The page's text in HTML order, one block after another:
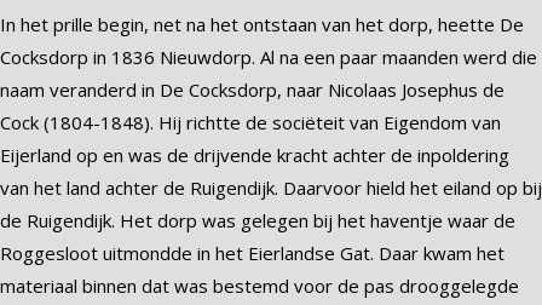
In het prille begin, net na het ontstaan van het dorp, heette De
Cocksdorp in 1836 Nieuwdorp. Al na een paar maanden werd die
naam veranderd in De Cocksdorp, naar Nicolaas Josephus de
Cock (1804-1848). Hij richtte de sociëteit van Eigendom van
Eijerland op en was de drijvende kracht achter de inpoldering
van het land achter de Ruigendijk. Daarvoor hield het eiland op bij
de Ruigendijk. Het dorp was gelegen bij het haventje waar de
Roggesloot uitmondde in het Eierlandse Gat. Daar kwam het
materiaal binnen dat was bestemd voor de pas drooggelegde